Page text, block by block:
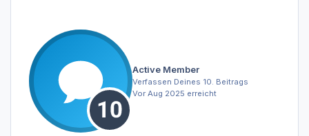
Active Member
Verfassen Deines 10. Beitrags
Vor Aug 2025 erreicht